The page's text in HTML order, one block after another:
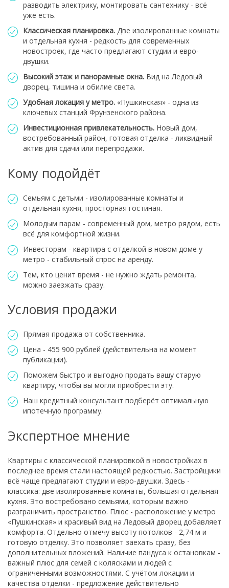
разводить электрику, монтировать сантехнику - всё
уже есть.
Классическая планировка. Две изолированные комнаты
и отдельная кухня - редкость для современных
новостроек, где часто предлагают студии и евро-
двушки.
Высокий этаж и панорамные окна. Вид на Ледовый
дворец, тишина и обилие света.
Удобная локация у метро. «Пушкинская» - одна из
ключевых станций Фрунзенского района.
Инвестиционная привлекательность. Новый дом,
востребованный район, готовая отделка - ликвидный
актив для сдачи или перепродажи.
Кому подойдёт
Семьям с детьми - изолированные комнаты и
отдельная кухня, просторная гостиная.
Молодым парам - современный дом, метро рядом, есть
всё для комфортной жизни.
Инвесторам - квартира с отделкой в новом доме у
метро - стабильный спрос на аренду.
Тем, кто ценит время - не нужно ждать ремонта,
можно заезжать сразу.
Условия продажи
Прямая продажа от собственника.
Цена - 455 900 рублей (действительна на момент
публикации).
Поможем быстро и выгодно продать вашу старую
квартиру, чтобы вы могли приобрести эту.
Наш кредитный консультант подберёт оптимальную
ипотечную программу.
Экспертное мнение
Квартиры с классической планировкой в новостройках в
последнее время стали настоящей редкостью. Застройщики
всё чаще предлагают студии и евро-двушки. Здесь -
классика: две изолированные комнаты, большая отдельная
кухня. Это востребовано семьями, которым важно
разграничить пространство. Плюс - расположение у метро
«Пушкинская» и красивый вид на Ледовый дворец добавляет
комфорта. Отдельно отмечу высоту потолков - 2,74 м и
готовую отделку. Это позволяет заехать сразу, без
дополнительных вложений. Наличие пандуса к остановкам -
важный плюс для семей с колясками и людей с
ограниченными возможностями. С учётом локации и
качества отделки - предложение действительно